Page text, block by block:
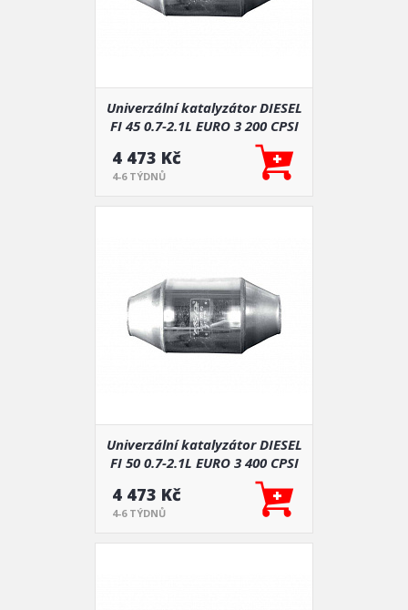
Univerzální katalyzátor DIESEL
FI 45 0.7-2.1L EURO 3 200 CPSI
4 473 Kč
4-6 TÝDNŮ
Univerzální katalyzátor DIESEL
FI 50 0.7-2.1L EURO 3 400 CPSI
4 473 Kč
4-6 TÝDNŮ